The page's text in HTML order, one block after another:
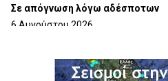
Σε απόγνωση λόγω αδέσποτων
6 Αυγούστου 2026
6 Αυγούστου 2026